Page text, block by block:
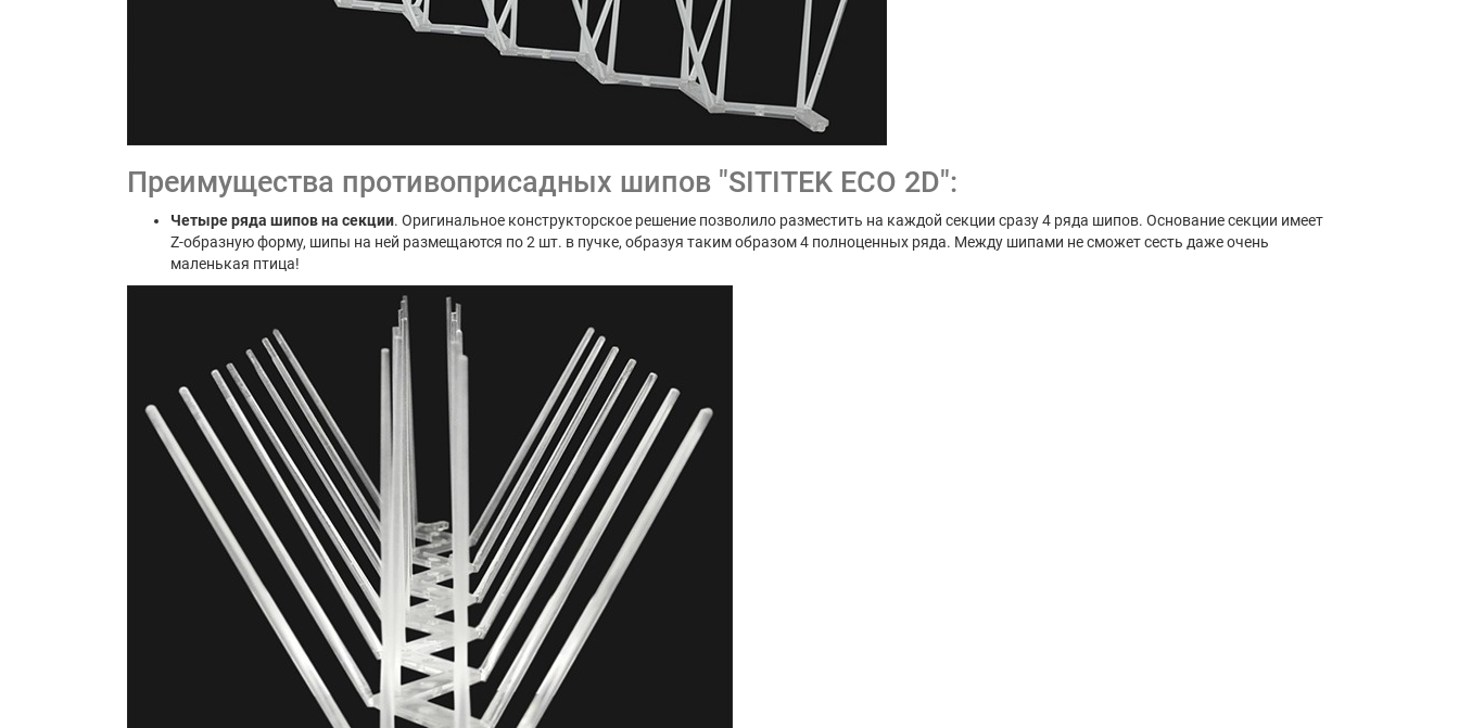
Преимущества противоприсадных шипов "SITITEK ECO 2D":
Четыре ряда шипов на секции. Оригинальное конструкторское решение позволило разместить на каждой секции сразу 4 ряда шипов. Основание секции имеет
Z-образную форму, шипы на ней размещаются по 2 шт. в пучке, образуя таким образом 4 полноценных ряда. Между шипами не сможет сесть даже очень
маленькая птица!